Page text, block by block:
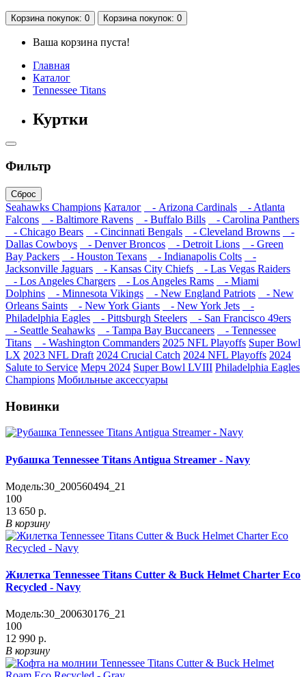
Корзина покупок: 0 Корзина покупок: 0
Ваша корзина пуста!
Главная
Каталог
Tennessee Titans
Куртки
Фильтр
Сброс
Seahawks Champions Каталог - Arizona Cardinals
- Atlanta
Falcons
- Baltimore Ravens - Buffalo Bills
- Carolina Panthers
- Chicago Bears
- Cincinnati Bengals - Cleveland Browns
-
Dallas Cowboys
- Denver Broncos - Detroit Lions
- Green
Bay Packers
- Houston Texans - Indianapolis Colts
-
Jacksonville Jaguars
- Kansas City Chiefs
- Las Vegas Raiders
- Los Angeles Chargers
- Los Angeles Rams
- Miami
Dolphins
- Minnesota Vikings - New England Patriots
- New
Orleans Saints
- New York Giants - New York Jets
-
Philadelphia Eagles
- Pittsburgh Steelers
- San Francisco 49ers
- Seattle Seahawks
- Tampa Bay Buccaneers
- Tennessee
Titans
- Washington Commanders 2025 NFL Playoffs Super Bowl
LX 2023 NFL Draft 2024 Crucial Catch 2024 NFL Playoffs 2024
Salute to Service Мерч 2024 Super Bowl LVIII Philadelphia Eagles
Champions Мобильные аксессуары
Новинки
Рубашка Tennessee Titans Antigua Streamer - Navy
Модель:30_200560494_21
100
13 650 р.
В корзину
Жилетка Tennessee Titans Cutter & Buck Helmet Charter Eco
Recycled - Navy
Модель:30_200630176_21
100
12 990 р.
В корзину